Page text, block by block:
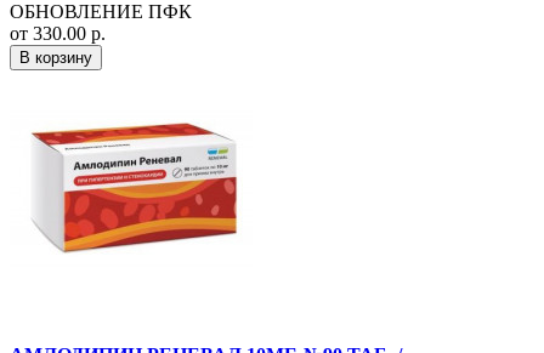
ОБНОВЛЕНИЕ ПФК
от 330.00 р.
В корзину